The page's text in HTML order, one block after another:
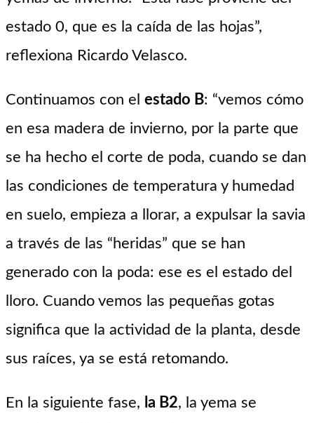
estado 0, que es la caída de las hojas”,
reflexiona Ricardo Velasco.
Continuamos con el estado B: “vemos cómo
en esa madera de invierno, por la parte que
se ha hecho el corte de poda, cuando se dan
las condiciones de temperatura y humedad
en suelo, empieza a llorar, a expulsar la savia
a través de las “heridas” que se han
generado con la poda: ese es el estado del
lloro. Cuando vemos las pequeñas gotas
significa que la actividad de la planta, desde
sus raíces, ya se está retomando.
En la siguiente fase, la B2, la yema se